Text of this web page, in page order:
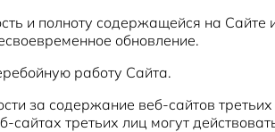
и полноту содержащейся на
обновление.
работу Сайта.
за содержание веб-сайтов
третьих лиц могут